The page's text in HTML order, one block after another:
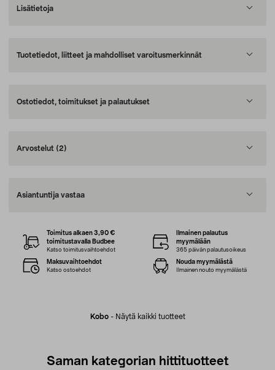
Lisätietoja
Tuotetiedot, liitteet ja mahdolliset varoitusmerkinnät
Ostotiedot, toimitukset ja palautukset
Arvostelut (2)
Asiantuntija vastaa
Kobo- Näytä kaikki tuotteet
Toimitus alkaen 3,90 €
toimitustavalla Budbee
Katso toimitusvaihtoehdot
Ilmainen palautus
myymälään
365 päivän palautusoikeus
Maksuvaihtoehdot
Katso ostoehdot
Nouda myymälästä
Ilmainen nouto myymälästä
Saman kategorian hittituotteet